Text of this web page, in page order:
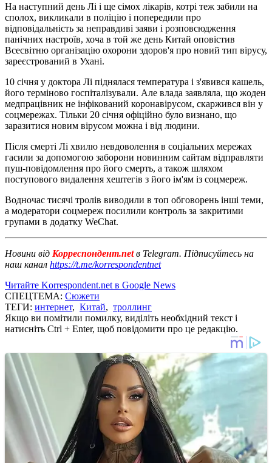
На наступний день Лі і ще сімох лікарів, котрі теж забили на
сполох, викликали в поліцію і попередили про
відповідальність за неправдиві заяви і розповсюдження
панічних настроїв, хоча в той же день Китай оповістив
Всесвітню організацію охорони здоров'я про новий тип вірусу,
зареєстрований в Ухані.
10 січня у доктора Лі піднялася температура і з'явився кашель,
його терміново госпіталізували. Але влада заявляла, що жоден
медпрацівник не інфікований коронавірусом, скаржився він у
соцмережах. Тільки 20 січня офіційно було визнано, що
заразитися новим вірусом можна і від людини.
Після смерті Лі хвилю невдоволення в соціальних мережах
гасили за допомогою заборони новинним сайтам відправляти
пуш-повідомлення про його смерть, а також шляхом
поступового видалення хештегів з його ім'ям із соцмереж.
Водночас тисячі тролів виводили в топ обговорень інші теми,
а модератори соцмереж посилили контроль за закритими
групами в додатку WeChat.
Новини від Корреспондент.netв Telegram. Підписуйтесь на
наш канал https://t.me/korrespondentnet
Читайте Korrespondent.net в Google News
СПЕЦТЕМА: Сюжети
ТЕГИ: интернет, Китай, троллинг
Якщо ви помітили помилку, виділіть необхідний текст і
натисніть Ctrl + Enter, щоб повідомити про це редакцію.